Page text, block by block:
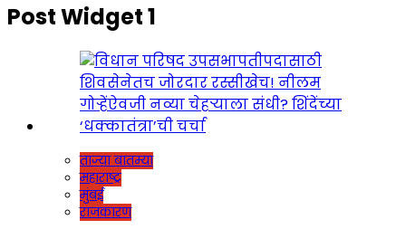
Post Widget 1
ताज्या बातम्या
महाराष्ट्र
मुंबई
राजकारण